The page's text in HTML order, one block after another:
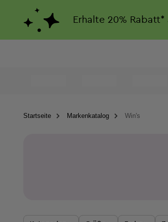
Erhalte 20% Rabatt*
Startseite Markenkatalog Win's